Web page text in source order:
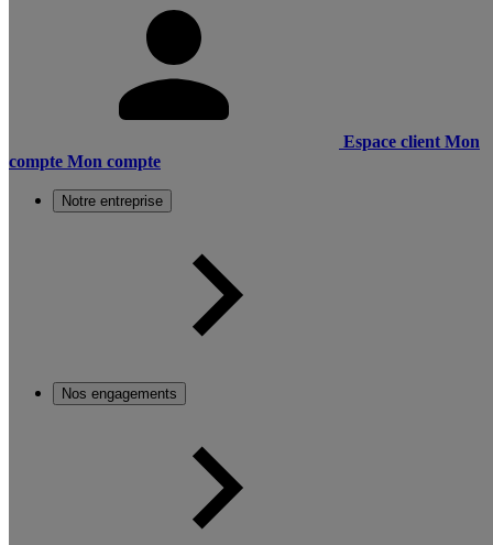
Espace client Mon
compte Mon compte
Notre entreprise
Nos engagements